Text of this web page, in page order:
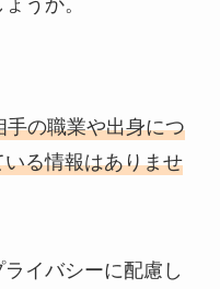
の職業や出身につ
る情報はありませ
イバシーに配慮し